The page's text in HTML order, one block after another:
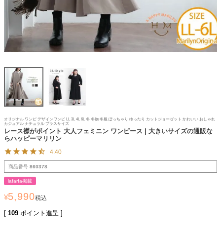
オリジナル ワンピ デザインワンピ LL 3L 4L 6L 冬 冬物 冬服 ぽっちゃり ゆったり カットジョーゼット かわいい おしゃれ
カジュアル ナチュラル プラスサイズ
レース襟がポイント 大人フェミニン ワンピース | 大きいサイズの通販な
らハッピーマリリン
4.40
商品番号 860378
lafarfa掲載
¥5,990税込
[ 109 ポイント進呈 ]